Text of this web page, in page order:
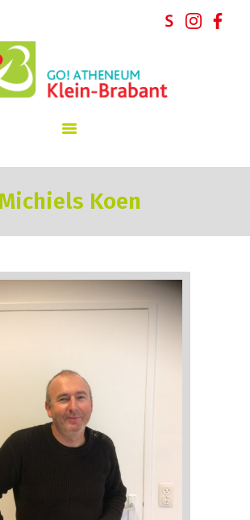
Koen
Klein-Brabant